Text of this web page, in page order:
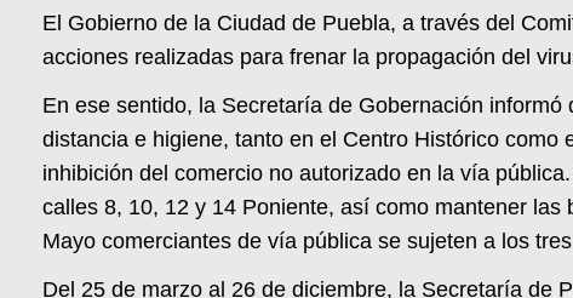
El Gobierno de la Ciudad de Puebla, a través del
acciones realizadas para frenar la propagación del
En ese sentido, la Secretaría de Gobernación
distancia e higiene, tanto en el Centro Histórico
inhibición del comercio no autorizado en la vía
calles 8, 10, 12 y 14 Poniente, así como mantener
Mayo comerciantes de vía pública se sujeten a los
Del 25 de marzo al 26 de diciembre, la Secretaría de